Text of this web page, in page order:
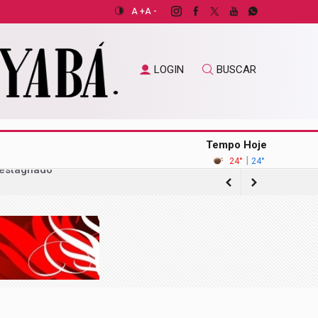
A +A -
LOGIN BUSCAR
Tempo Hoje
24° | 24°
sobre acordo com operadora de